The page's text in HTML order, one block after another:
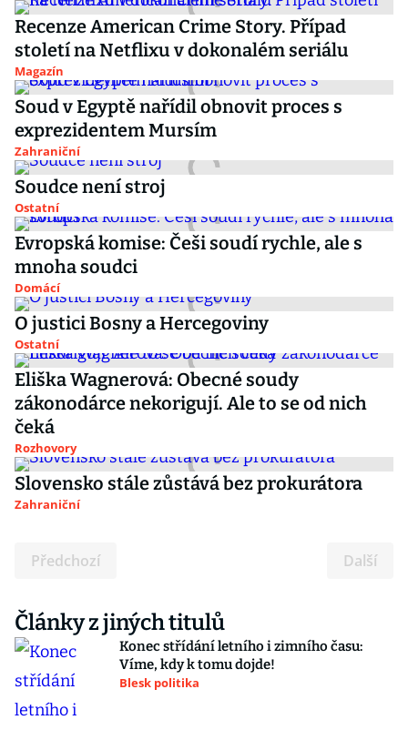
Recenze American Crime Story. Případ
století na Netflixu v dokonalém seriálu
Magazín
Soud v Egyptě nařídil obnovit proces s
exprezidentem Mursím
Zahraniční
Soudce není stroj
Ostatní
Evropská komise: Češi soudí rychle, ale s
mnoha soudci
Domácí
O justici Bosny a Hercegoviny
Ostatní
Eliška Wagnerová: Obecné soudy
zákonodárce nekorigují. Ale to se od nich
čeká
Rozhovory
Slovensko stále zůstává bez prokurátora
Zahraniční
Předchozí Další
Články z jiných titulů
Konec střídání letního i zimního času:
Víme, kdy k tomu dojde!
Blesk politika